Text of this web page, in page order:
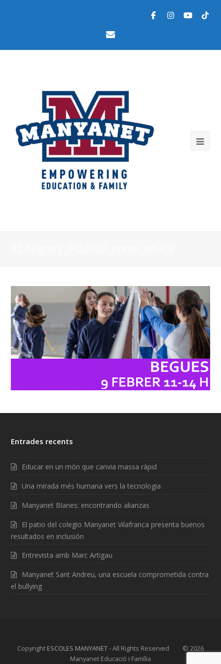
Entrades recents
Educar en un món que canvia massa ràpid
Una mirada més humana vers la tecnologia
Manyanet Blanes: encontrando alianzas
El patio del colegio Manyanet Vilafranca presenta buenos
resultados en inclusión
Entrevista amb Marc Artigau
Manyanet Sant Andreu, una escuela comprometida contra
el bullying
Copyright ESCOLES MANYANET- All Rights Reserved © 2026
Manyanet Educació i Família